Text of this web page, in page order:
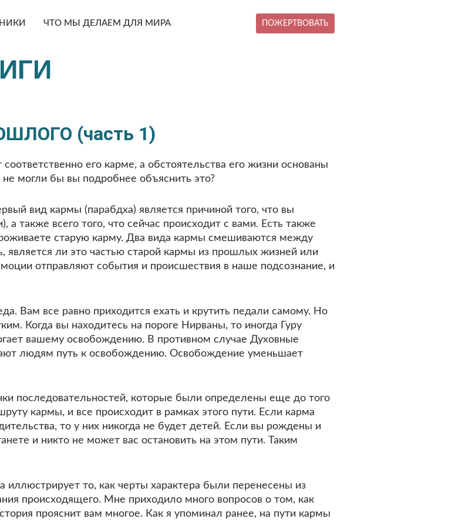
ЧТО МЫ ДЕЛАЕМ ДЛЯ МИРА ПОЖЕРТВОВАТЬ
(часть 1)
его карме, а обстоятельства его жизни основаны
могли бы вы подробнее объяснить это?
вид кармы (парабдха) является причиной того, что вы
также всего того, что сейчас происходит с вами. Есть также
старую карму. Два вида кармы смешиваются между
ли это частью старой кармы из прошлых жизней или
отправляют события и происшествия в наше подсознание, и
Вам все равно приходится ехать и крутить педали самому. Но
Когда вы находитесь на пороге Нирваны, то иногда Гуру
вашему освобождению. В противном случае Духовные
людям путь к освобождению. Освобождение уменьшает
последовательностей, которые были определены еще до того
кармы, и все происходит в рамках этого пути. Если карма
то у них никогда не будет детей. Если вы рождены и
и никто не может вас остановить на этом пути. Таким
то, как черты характера были перенесены из
происходящего. Мне приходило много вопросов о том, как
прояснит вам многое. Как я упоминал ранее, на пути кармы